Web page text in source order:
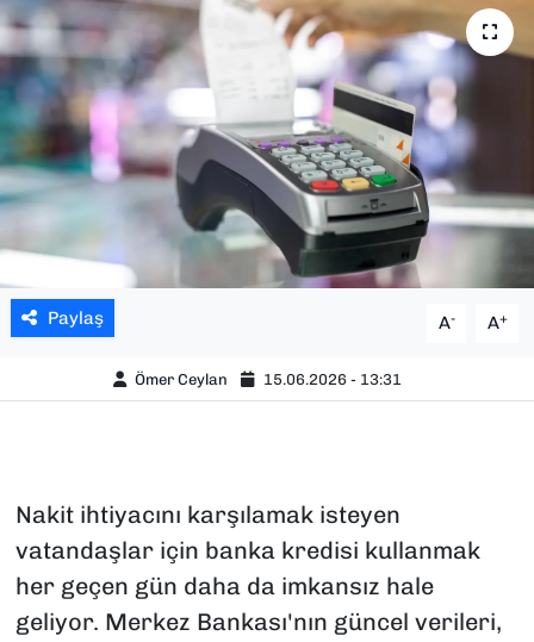
Paylaş A- A+
Ömer Ceylan 15.06.2026 - 13:31
Nakit ihtiyacını karşılamak isteyen
vatandaşlar için banka kredisi kullanmak
her geçen gün daha da imkansız hale
geliyor. Merkez Bankası'nın güncel verileri,
TEKNOLOJİ
YAŞAM
YEREL YÖNETİMLER